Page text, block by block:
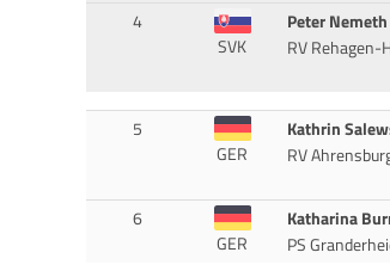
4
SVK
Peter Nemeth
RV Rehagen-
5
GER
Kathrin
RV
6
GER
Katharina
PS